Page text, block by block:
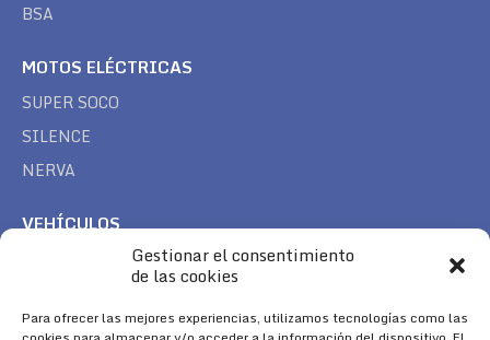
Gestionar el consentimiento
de las cookies
Para ofrecer las mejores experiencias, utilizamos tecnologías como las
BSA
MOTOS ELÉCTRICAS
SUPER SOCO
SILENCE
NERVA
VEHÍCULOS
TREK